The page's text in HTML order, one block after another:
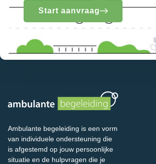
Start aanvraag
Ambulante begeleiding is een vorm
van individuele ondersteuning die
is afgestemd op jouw persoonlijke
situatie en de hulpvragen die je